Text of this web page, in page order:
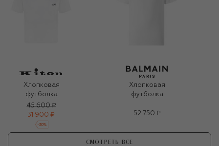
Хлопковая
футболка
45 600 ₽
31 900 ₽
-30%
Хлопковая
футболка
52 750 ₽
СМОТРЕТЬ ВСЕ